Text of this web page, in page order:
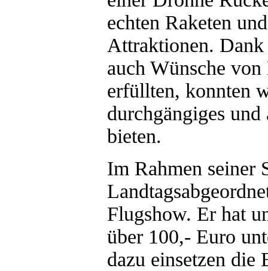
echten Raketen
Attraktionen.
auch Wünsche
erfüllten, konnten
durchgängiges
bieten.
Im Rahmen seiner
Flugshow. Er hat
über 100,- Euro
dazu einsetzen die